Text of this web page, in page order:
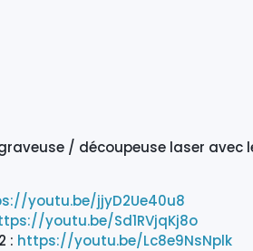
/ découpeuse laser avec
youtu.be/jjyD2Ue40u8
youtu.be/Sd1RVjqKj8o
: https://youtu.be/Lc8e9NsNplk